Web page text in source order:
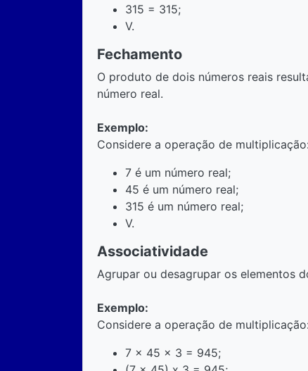
315 = 315;
V.
Fechamento
O produto de dois números reais
número real.
Exemplo:
Considere a operação de
7 é um número real;
45 é um número real;
315 é um número real;
V.
Associatividade
Agrupar ou desagrupar os elementos
Exemplo:
Considere a operação de multiplicação:
7 x 45 x 3 = 945;